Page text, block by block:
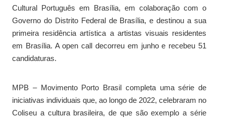
Cultural Português em Brasília, em colaboração com o
Governo do Distrito Federal de Brasília, e destinou a sua
primeira residência artística a artistas visuais residentes
em Brasília. A open call decorreu em junho e recebeu 51
candidaturas.
MPB – Movimento Porto Brasil completa uma série de
iniciativas individuais que, ao longo de 2022, celebraram no
Coliseu a cultura brasileira, de que são exemplo a série